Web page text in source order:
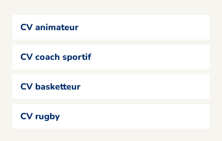
CV animateur
CV coach sportif
CV basketteur
CV rugby